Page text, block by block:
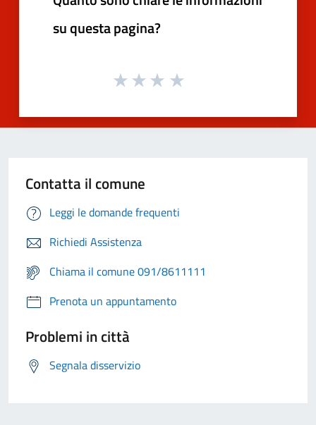
su questa pagina?
Contatta il comune
Leggi le domande frequenti
Richiedi Assistenza
Chiama il comune 091/8611111
Prenota un appuntamento
Problemi in città
Segnala disservizio